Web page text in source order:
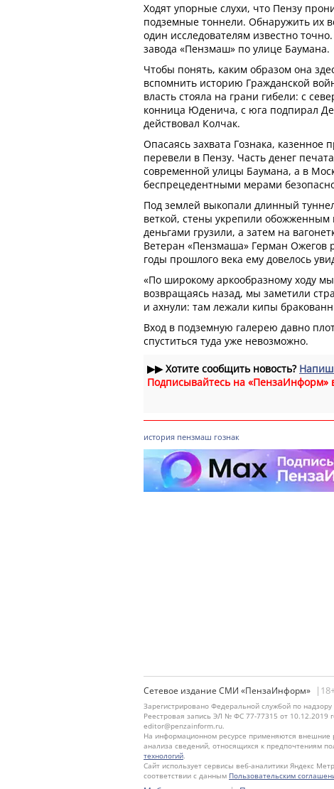
Ходят упорные слухи, что Пензу
подземные тоннели. Обнаружить их
один исследователям известно
завода «Пензмаш» по улице Баумана.
Чтобы понять, каким образом она
вспомнить историю Гражданской
власть стояла на грани гибели: с
конница Юденича, с юга подпирал
действовал Колчак.
Опасаясь захвата Гознака, казенное
перевели в Пензу. Часть денег
современной улицы Баумана, а в
беспрецедентными мерами
Под землей выкопали длинный
веткой, стены укрепили
деньгами грузили, а затем на
Ветеран «Пензмаша» Герман Ожегов
годы прошлого века ему довелось
«По широкому аркообразному ходу
возвращаясь назад, мы заметили
и ахнули: там лежали кипы
Вход в подземную галерею давно
спуститься туда уже невозможно.
▶▶Хотите сообщить новость?
Подписывайтесь на «ПензаИнформ»
история пензмаш гознак
Сетевое издание СМИ «ПензаИнформ»
Зарегистрировано Федеральной службой по
Реестровая запись ЭЛ № ФС 77-77315 от
editor@penzainform.ru.
На информационном ресурсе применяются внешние
анализа сведений, относящихся к предпочтениям
технологий.
Сайт использует сервисы веб-аналитики Яндекс
соответствии с данным Пользовательским